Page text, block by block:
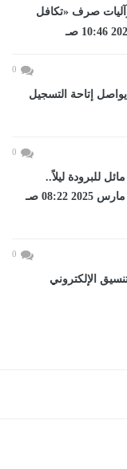
موعد وآليات صرف «تكافل
0
التنسيق يواصل إتاحة التسجيل
0
للبرودة ليلاً..
والعظمى فى القاهرة...اليوم الأحد، 30 مارس 2025 08:22 صـ
0
الإلكتروني